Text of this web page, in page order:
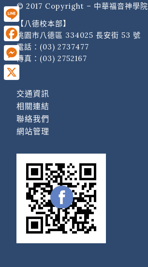
© 2017 Copyright – 中華福音神學院
【八德校本部】
桃園市八德區 334025 長安街 53 號
電話： (03) 2737477
傳真：(03) 2752167
交通資訊
相關連結
聯絡我們
網站管理
Line
Facebook
Messenger